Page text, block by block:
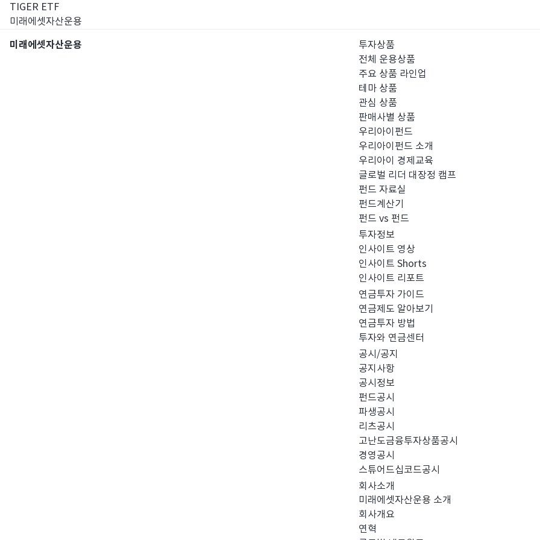
TIGER ETF
미래에셋자산운용
미래에셋자산운용
투자상품
전체 운용상품
주요 상품 라인업
테마 상품
관심 상품
판매사별 상품
우리아이펀드
우리아이펀드 소개
우리아이 경제교육
글로벌 리더 대장정 캠프
펀드 자료실
펀드계산기
펀드 vs 펀드
투자정보
인사이트 영상
인사이트 Shorts
인사이트 리포트
연금투자 가이드
연금제도 알아보기
연금투자 방법
투자와 연금센터
공시/공지
공지사항
공시정보
펀드공시
파생공시
리츠공시
고난도금융투자상품공시
경영공시
스튜어드십코드공시
회사소개
미래에셋자산운용 소개
회사개요
연혁
PICK 인사이트 (0)
경영공시 (0)
검색 결과가 없습니다.